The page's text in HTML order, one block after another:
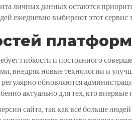
личных данных остаются
ежедневно выбирают этот сервис
гибкости и постоянного
внедряя новые технологии и
обновляются
актуально для тех, кто
сайта, так как всё больше